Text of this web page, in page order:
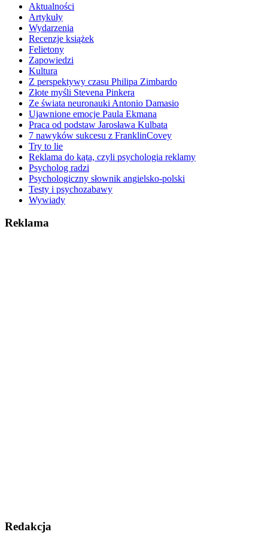
Aktualności
Artykuły
Wydarzenia
Recenzje książek
Felietony
Zapowiedzi
Kultura
Z perspektywy czasu Philipa Zimbardo
Złote myśli Stevena Pinkera
Ze świata neuronauki Antonio Damasio
Ujawnione emocje Paula Ekmana
Praca od podstaw Jarosława Kulbata
7 nawyków sukcesu z FranklinCovey
Try to lie
Reklama do kąta, czyli psychologia reklamy
Psycholog radzi
Psychologiczny słownik angielsko-polski
Testy i psychozabawy
Wywiady
Reklama
Redakcja